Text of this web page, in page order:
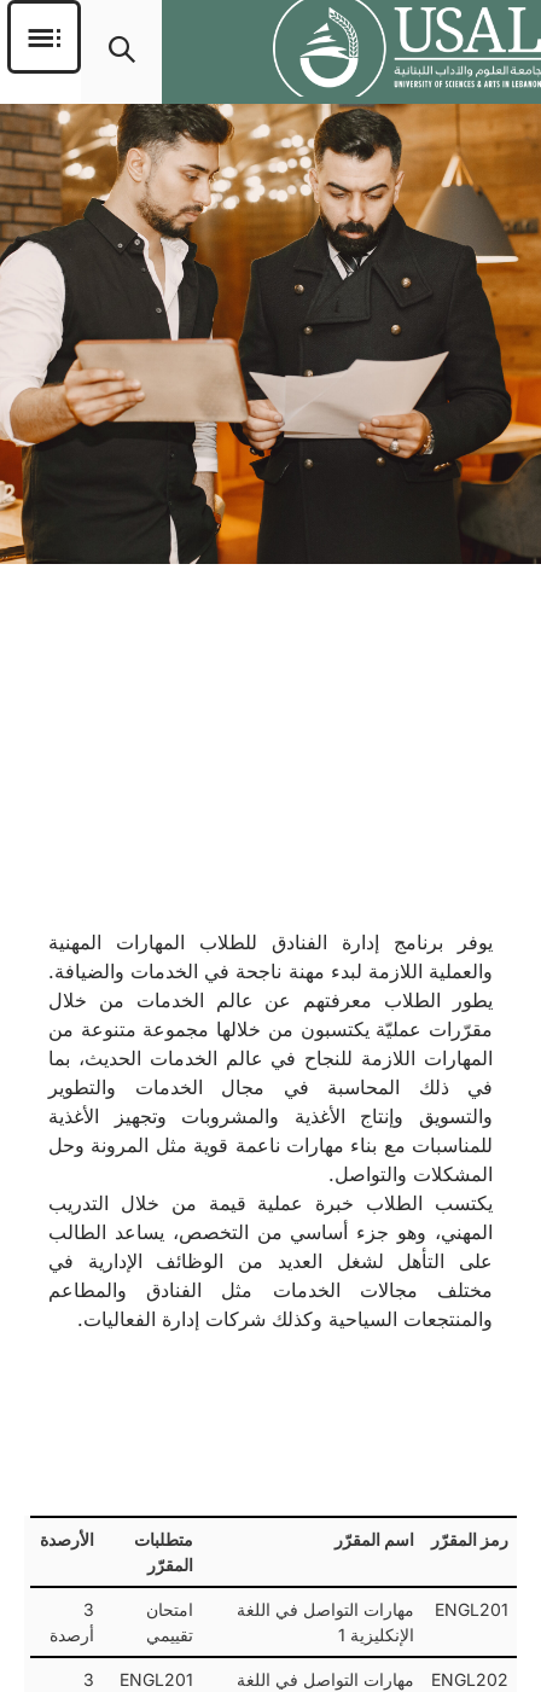
يوفر برنامج إدارة الفنادق للطلاب المهارات المهنية
والعملية اللازمة لبدء مهنة ناجحة في الخدمات والضيافة.
يطور الطلاب معرفتهم عن عالم الخدمات من خلال
مقرّرات عمليّة يكتسبون من خلالها مجموعة متنوعة من
المهارات اللازمة للنجاح في عالم الخدمات الحديث، بما
في ذلك المحاسبة في مجال الخدمات والتطوير
والتسويق وإنتاج الأغذية والمشروبات وتجهيز الأغذية
للمناسبات مع بناء مهارات ناعمة قوية مثل المرونة وحل
المشكلات والتواصل.
يكتسب الطلاب خبرة عملية قيمة من خلال التدريب
المهني، وهو جزء أساسي من التخصص، يساعد الطالب
على التأهل لشغل العديد من الوظائف الإدارية في
مختلف مجالات الخدمات مثل الفنادق والمطاعم
والمنتجعات السياحية وكذلك شركات إدارة الفعاليات.
رمز المقرّر اسم المقرّر
متطلبات
المقرّر
الأرصدة
ENGL201
مهارات التواصل في اللغة
الإنكليزية 1
امتحان
تقييمي
3
أرصدة
ENGL202
مهارات التواصل في اللغة
ENGL201
3